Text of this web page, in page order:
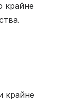
крайне
крайне